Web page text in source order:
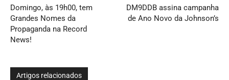
Domingo, às 19h00, tem
Grandes Nomes da
Propaganda na Record
News!
DM9DDB assina campanha
de Ano Novo da Johnson’s
Artigos relacionados